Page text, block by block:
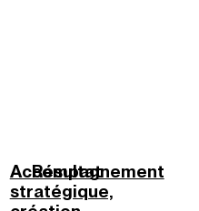
Accompagnement
stratégique,
Résultat